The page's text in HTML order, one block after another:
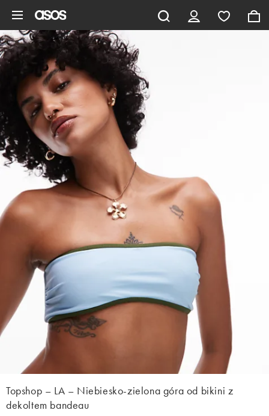
Topshop – LA – Niebiesko-zielona góra od bikini z
dekoltem bandeau